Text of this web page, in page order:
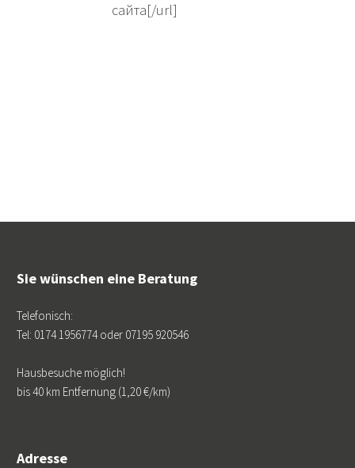
сайта[/url]
Sie wünschen eine Beratung
Telefonisch:
Tel: 0174 1956774 oder 07195 920546
Hausbesuche möglich!
bis 40 km Entfernung (1,20 €/km)
Adresse